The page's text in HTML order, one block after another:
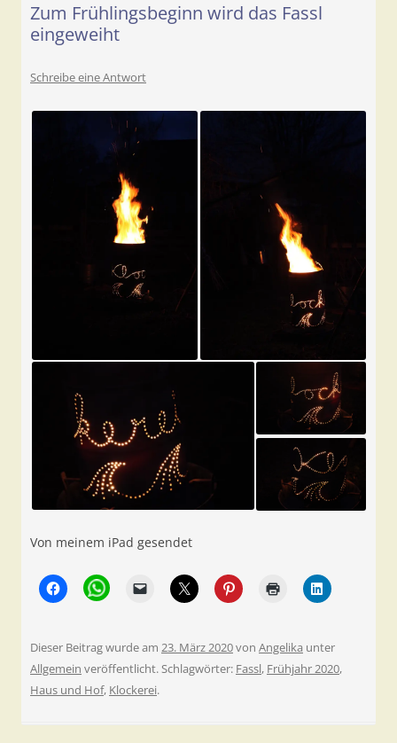
Zum Frühlingsbeginn wird das Fassl
eingeweiht
Schreibe eine Antwort
Von meinem iPad gesendet
Dieser Beitrag wurde am 23. März 2020von Angelika unter
Allgemein veröffentlicht. Schlagwörter: Fassl, Frühjahr 2020,
Haus und Hof, Klockerei.